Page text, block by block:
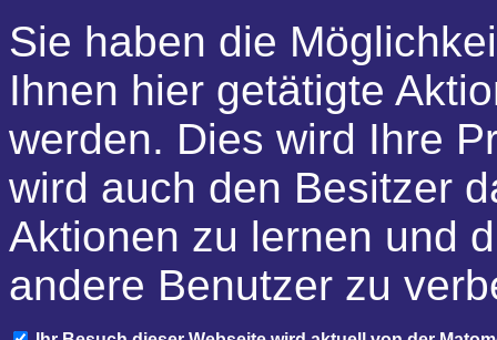
Sie haben die
Ihnen hier getätigte
werden. Dies wird Ihre
wird auch den Besitzer
Aktionen zu lernen und
andere Benutzer zu